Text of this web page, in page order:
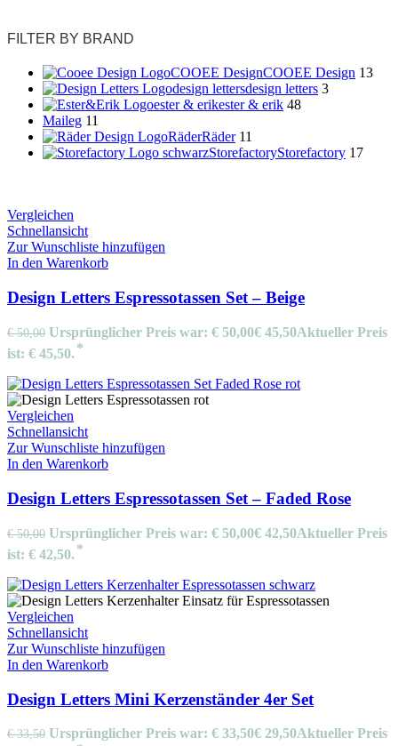
FILTER BY BRAND
COOEE DesignCOOEE Design 13
design lettersdesign letters 3
ester & erikester & erik 48
Maileg 11
RäderRäder 11
StorefactoryStorefactory 17
Vergleichen
Schnellansicht
Zur Wunschliste hinzufügen
In den Warenkorb
Design Letters Espressotassen Set – Beige
€50,00 Ursprünglicher Preis war: € 50,00€ 45,50Aktueller Preis
ist: € 45,50.
Vergleichen
Schnellansicht
Zur Wunschliste hinzufügen
In den Warenkorb
Design Letters Espressotassen Set – Faded Rose
€50,00 Ursprünglicher Preis war: € 50,00€ 42,50Aktueller Preis
ist: € 42,50.
Vergleichen
Schnellansicht
Zur Wunschliste hinzufügen
In den Warenkorb
Design Letters Mini Kerzenständer 4er Set
€33,50 Ursprünglicher Preis war: € 33,50€ 29,50Aktueller Preis